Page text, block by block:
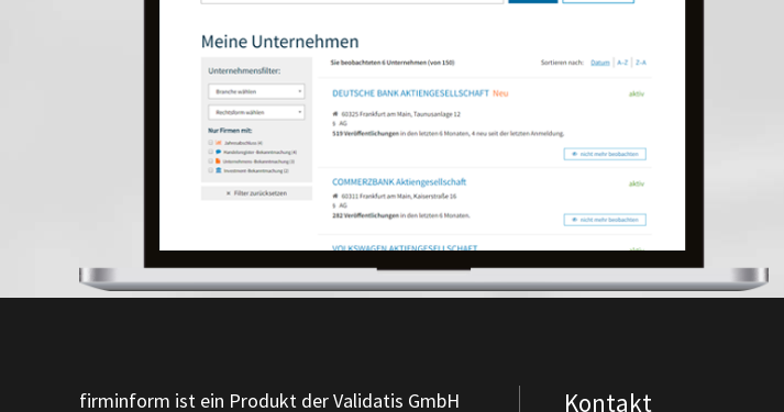
firminform ist ein Produkt der Validatis GmbH Kontakt